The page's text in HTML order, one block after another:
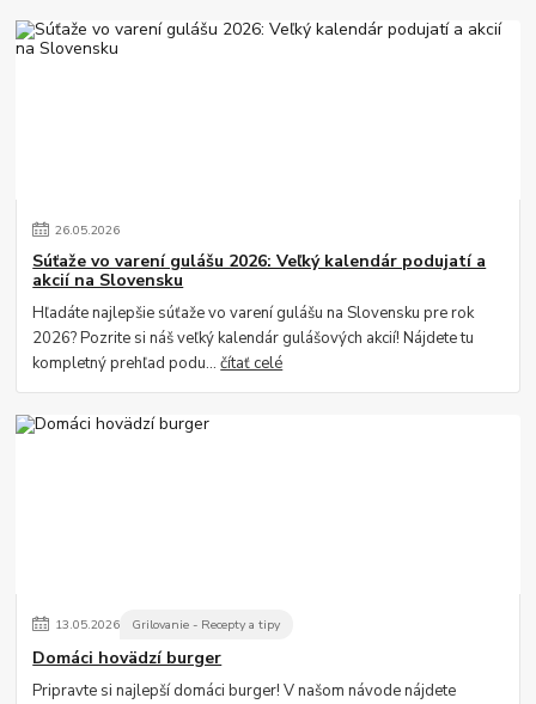
26.05.2026
Súťaže vo varení gulášu 2026: Veľký kalendár podujatí a
akcií na Slovensku
Hľadáte najlepšie súťaže vo varení gulášu na Slovensku pre rok
2026? Pozrite si náš veľký kalendár gulášových akcií! Nájdete tu
kompletný prehľad podu...čítať celé
13.05.2026 Grilovanie - Recepty a tipy
Domáci hovädzí burger
Pripravte si najlepší domáci burger! V našom návode nájdete